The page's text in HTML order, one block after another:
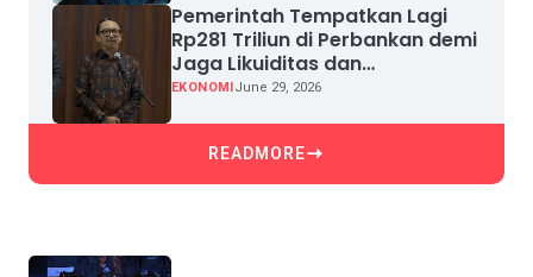
Pemerintah Tempatkan Lagi
Rp281 Triliun di Perbankan demi
Jaga Likuiditas dan
Pertumbuhan Kredit
EKONOMIJune 29, 2026
READMORE